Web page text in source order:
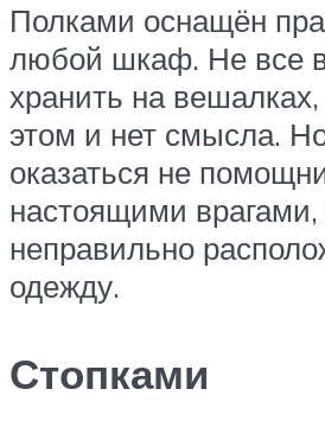
Полками оснащён
любой шкаф. Не все
хранить на
этом и нет смысла.
оказаться не
настоящими врагами,
неправильно
одежду.
Стопками